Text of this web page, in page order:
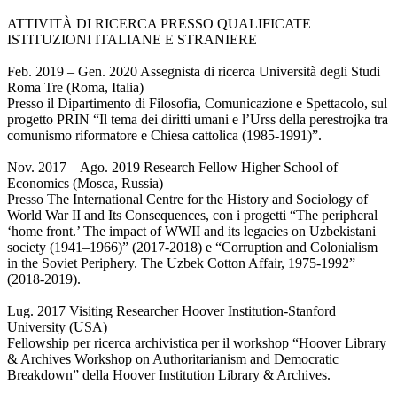
ATTIVITÀ DI RICERCA PRESSO QUALIFICATE
ISTITUZIONI ITALIANE E STRANIERE
Feb. 2019 – Gen. 2020 Assegnista di ricerca Università degli Studi
Roma Tre (Roma, Italia)
Presso il Dipartimento di Filosofia, Comunicazione e Spettacolo, sul
progetto PRIN “Il tema dei diritti umani e l’Urss della perestrojka tra
comunismo riformatore e Chiesa cattolica (1985-1991)”.
Nov. 2017 – Ago. 2019 Research Fellow Higher School of
Economics (Mosca, Russia)
Presso The International Centre for the History and Sociology of
World War II and Its Consequences, con i progetti “The peripheral
‘home front.’ The impact of WWII and its legacies on Uzbekistani
society (1941–1966)” (2017-2018) e “Corruption and Colonialism
in the Soviet Periphery. The Uzbek Cotton Affair, 1975-1992”
(2018-2019).
Lug. 2017 Visiting Researcher Hoover Institution-Stanford
University (USA)
Fellowship per ricerca archivistica per il workshop “Hoover Library
& Archives Workshop on Authoritarianism and Democratic
Breakdown” della Hoover Institution Library & Archives.